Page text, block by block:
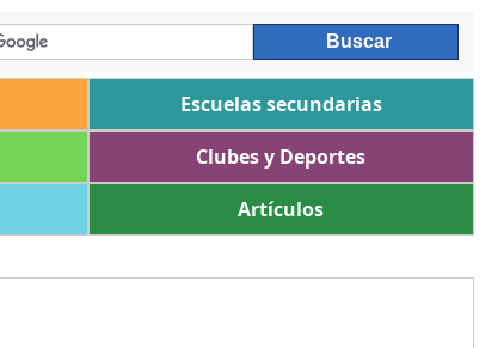
Escuelas secundarias
Clubes y Deportes
Artículos